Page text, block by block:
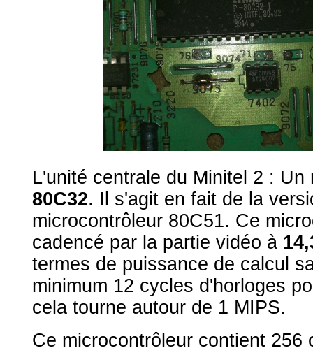
L'unité centrale du Minitel 2 : Un
80C32. Il s'agit en fait de la
microcontrôleur 80C51. Ce
cadencé par la partie vidéo à
termes de puissance de calcul
minimum 12 cycles d'horloges
cela tourne autour de 1 MIPS.
Ce microcontrôleur contient 256